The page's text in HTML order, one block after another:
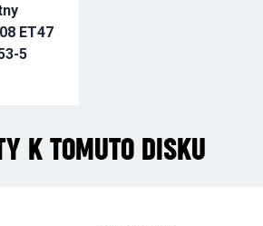
ET47
5
K TOMUTO DISKU